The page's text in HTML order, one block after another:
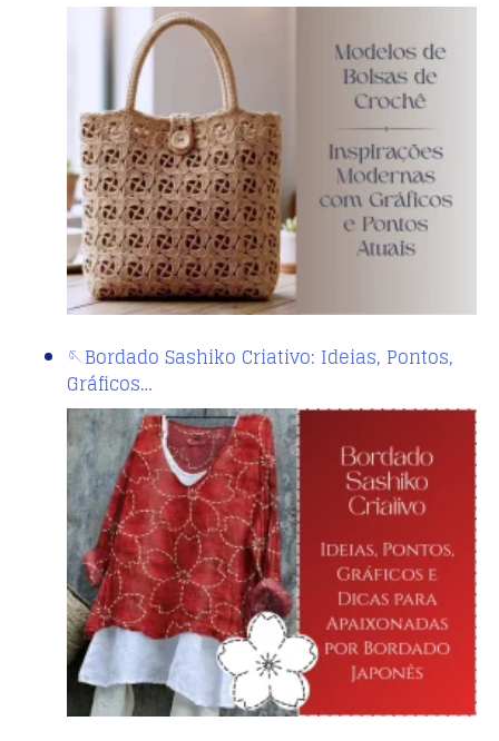
🪡Bordado Sashiko Criativo: Ideias, Pontos,
Gráficos…